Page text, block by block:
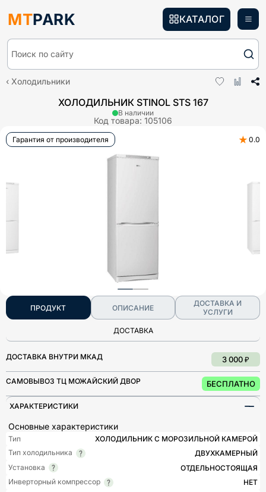
MTPARK
Поиск по сайту
КАТАЛОГ
Холодильники
ХОЛОДИЛЬНИК STINOL STS 167
Код товара: 105106
В наличии
Гарантия от производителя ★ 0.0
ПРОДУКТ ОПИСАНИЕ
ДОСТАВКА И
УСЛУГИ
ДОСТАВКА
ДОСТАВКА ВНУТРИ МКАД 3 000 ₽
САМОВЫВОЗ ТЦ МОЖАЙСКИЙ ДВОР БЕСПЛАТНО
ХАРАКТЕРИСТИКИ
Основные характеристики
Тип
ХОЛОДИЛЬНИК С МОРОЗИЛЬНОЙ КАМЕРОЙ
Тип холодильника
ДВУХКАМЕРНЫЙ
Установка
ОТДЕЛЬНОСТОЯЩАЯ
Инверторный компрессор
НЕТ